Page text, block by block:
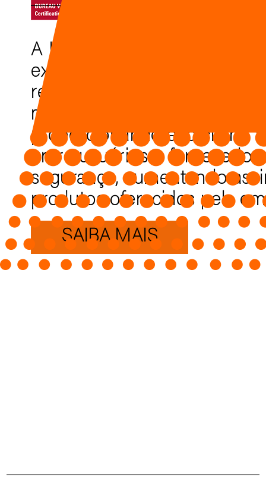
A ISO 9001 é uma
exige-se da instituição
realização, verificação e
mundialmente que otimiza
proporcionando efic cia na
entre usuários e
segurança, aumentando
produtos oferecidos pela
SAIBA MAIS